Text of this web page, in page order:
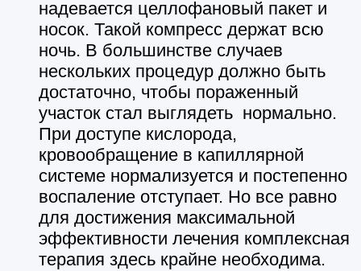
надевается целлофановый пакет и
носок. Такой компресс держат всю
ночь. В большинстве случаев
нескольких процедур должно быть
достаточно, чтобы пораженный
участок стал выглядеть нормально.
При доступе кислорода,
кровообращение в капиллярной
системе нормализуется и постепенно
воспаление отступает. Но все равно
для достижения максимальной
эффективности лечения комплексная
терапия здесь крайне необходима.